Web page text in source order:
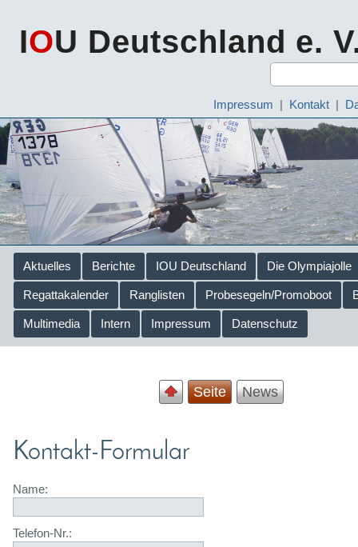
IOU Deutschland e.
Impressum | Kontakt |
Aktuelles Berichte IOU Deutschland Die Olympiajolle
Regattakalender Ranglisten Probesegeln/Promoboot
Multimedia Intern Impressum Datenschutz
Seite News
Kontakt-Formular
Name:
Telefon-Nr.: